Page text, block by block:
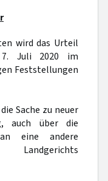
wird das Urteil
7. Juli 2020 im
Feststellungen
Sache zu neuer
auch über die
eine andere